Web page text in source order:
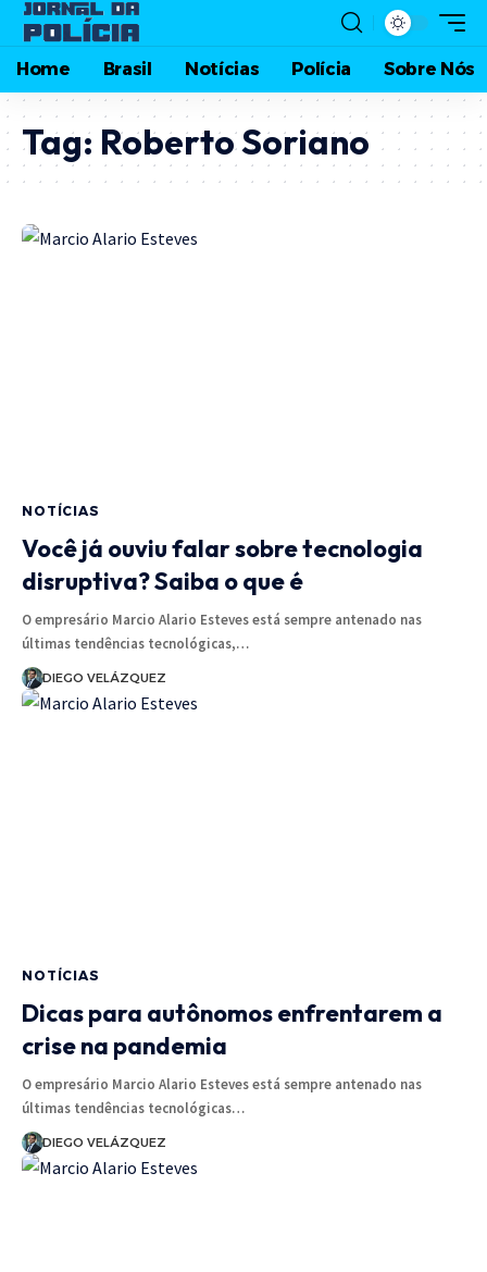
Home Brasil Notícias Polícia Sobre Nós
Tag: Roberto Soriano
NOTÍCIAS
Você já ouviu falar sobre tecnologia
disruptiva? Saiba o que é
O empresário Marcio Alario Esteves está sempre antenado nas
últimas tendências tecnológicas,…
DIEGO VELÁZQUEZ
NOTÍCIAS
Dicas para autônomos enfrentarem a
crise na pandemia
O empresário Marcio Alario Esteves está sempre antenado nas
últimas tendências tecnológicas…
DIEGO VELÁZQUEZ